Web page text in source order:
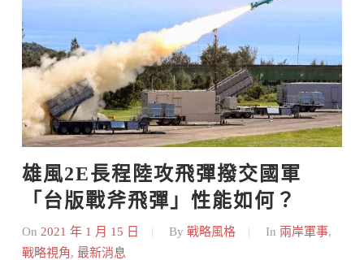
雄風2E長程陸攻飛彈撥交國軍
「台版戰斧飛彈」性能如何？
On 2021 年 1 月 15 日 By 戰略風格 In 兩岸軍事,
戰略視角, 最新消息